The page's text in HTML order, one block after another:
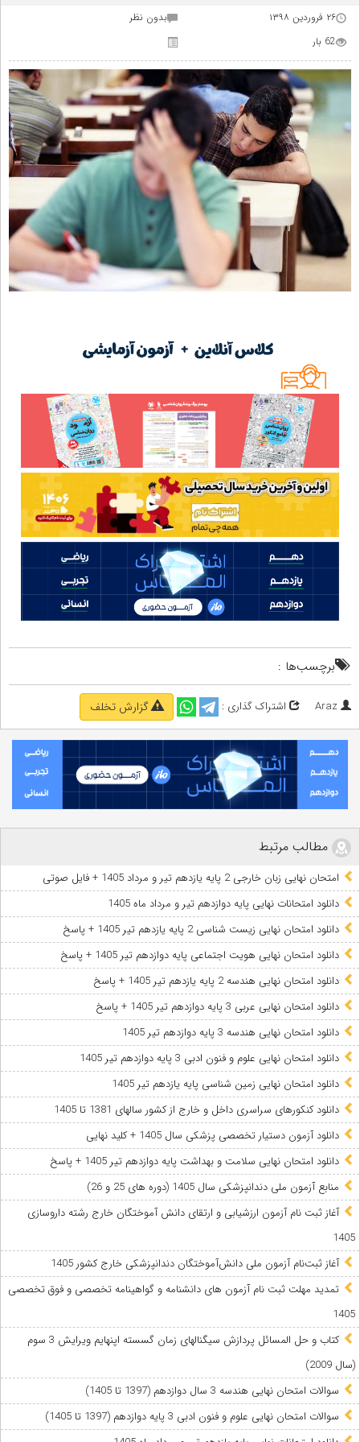
۲۶ فروردین ۱۳۹۸
بدون نظر
62 بار
برچسب‌ها :
Araz اشتراک گذاری : گزارش تخلف
مطالب مرتبط
امتحان نهایی زبان خارجی 2 پایه یازدهم تیر و مرداد 1405 + فایل صوتی
دانلود امتحانات نهایی پایه دوازدهم تیر و مرداد ماه 1405
دانلود امتحان نهایی زیست شناسی 2 پایه یازدهم تیر 1405 + پاسخ
دانلود امتحان نهایی هویت اجتماعی پایه دوازدهم تیر 1405 + پاسخ
دانلود امتحان نهایی هندسه 2 پایه یازدهم تیر 1405 + پاسخ
دانلود امتحان نهایی عربی 3 پایه دوازدهم تیر 1405 + پاسخ
دانلود امتحان نهایی هندسه 3 پایه دوازدهم تیر 1405
دانلود امتحان نهایی علوم و فنون ادبی 3 پایه دوازدهم تیر 1405
دانلود امتحان نهایی زمین شناسی پایه یازدهم تیر 1405
دانلود کنکورهای سراسری داخل و خارج از کشور سالهای 1381 تا 1405
دانلود آزمون دستیار تخصصی پزشکی سال 1405 + کلید نهایی
دانلود امتحان نهایی سلامت و بهداشت پایه دوازدهم تیر 1405 + پاسخ
ﻣﻨﺎﺑﻊ آزﻣﻮن ﻣﻠﯽ دندانپزشکی سال 1405 (دوره های 25 و 26)
آغاز ثبت نام آزمون‌ ارزشیابی و ارتقای دانش آموختگان خارج رشته داروسازی
1405
آغاز ثبت‌نام آزمون ملی دانش‌آموختگان دندانپزشکی خارج کشور 1405
تمدید مهلت ثبت نام آزمون های دانشنامه و گواهینامه تخصصی و فوق تخصصی
1405
کتاب و حل المسائل پردازش سیگنالهای زمان گسسته اپنهایم ویرایش 3 سوم
(سال 2009)
سوالات امتحان نهایی هندسه 3 سال دوازدهم (1397 تا 1405)
سوالات امتحان نهایی علوم و فنون ادبی 3 پایه دوازدهم (1397 تا 1405)